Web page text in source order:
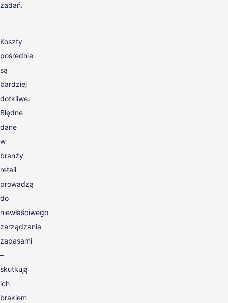
zadań.
Koszty
pośrednie
są
bardziej
dotkliwe.
Błędne
dane
w
branży
retail
prowadzą
do
niewłaściwego
zarządzania
zapasami
–
skutkują
ich
brakiem